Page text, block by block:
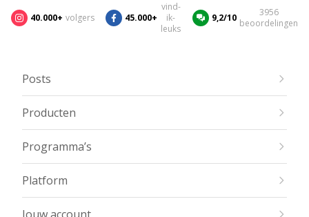
40.000+ volgers 45.000+
vind-
ik-
leuks
9,2/10
3956
beoordelingen
Posts
Producten
Programma’s
Platform